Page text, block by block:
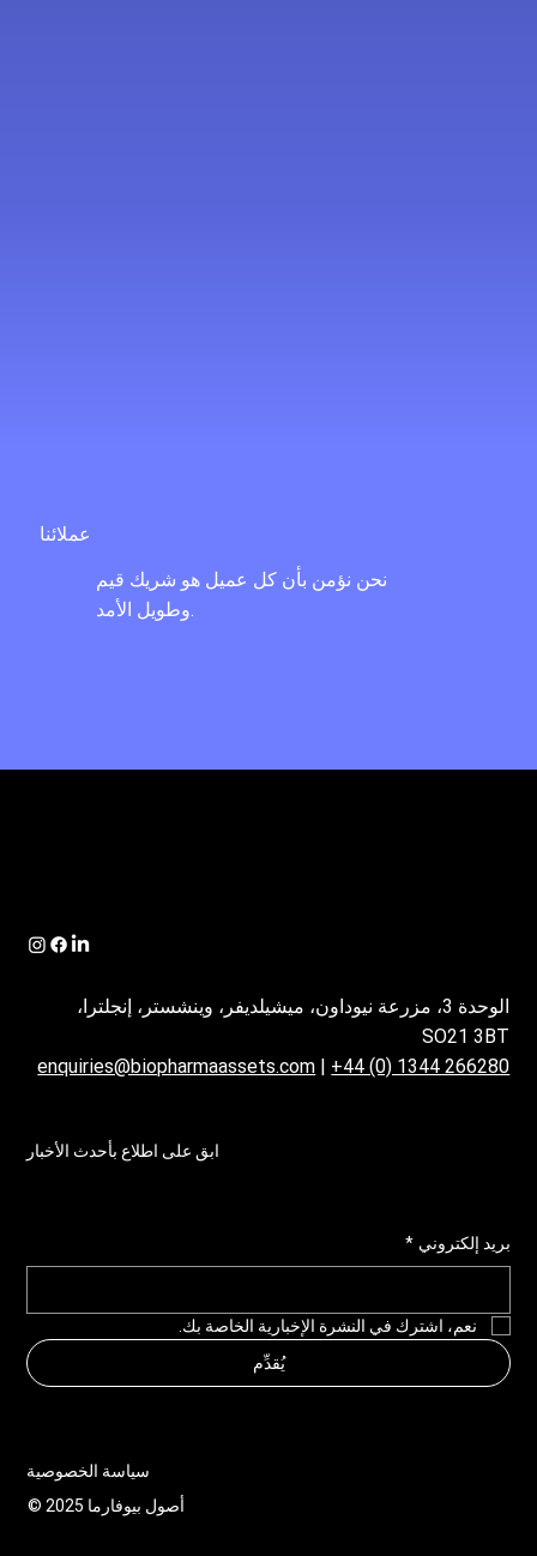
عملائنا
نحن نؤمن بأن كل عميل هو شريك قيم
وطويل الأمد.
الوحدة 3، مزرعة نيوداون، ميشيلديفر، وينشستر، إنجلترا،
SO21 3BT
enquiries@biopharmaassets.com | +44 (0) 1344 266280
ابق على اطلاع بأحدث الأخبار
بريد إلكتروني *
نعم، اشترك في النشرة الإخبارية الخاصة بك.
يُقدِّم
سياسة الخصوصية
© 2025 أصول بيوفارما